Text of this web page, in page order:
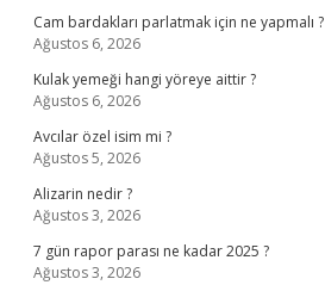
Cam bardakları parlatmak için ne yapmalı ?
Ağustos 6, 2026
Kulak yemeği hangi yöreye aittir ?
Ağustos 6, 2026
Avcılar özel isim mi ?
Ağustos 5, 2026
Alizarin nedir ?
Ağustos 3, 2026
7 gün rapor parası ne kadar 2025 ?
Ağustos 3, 2026